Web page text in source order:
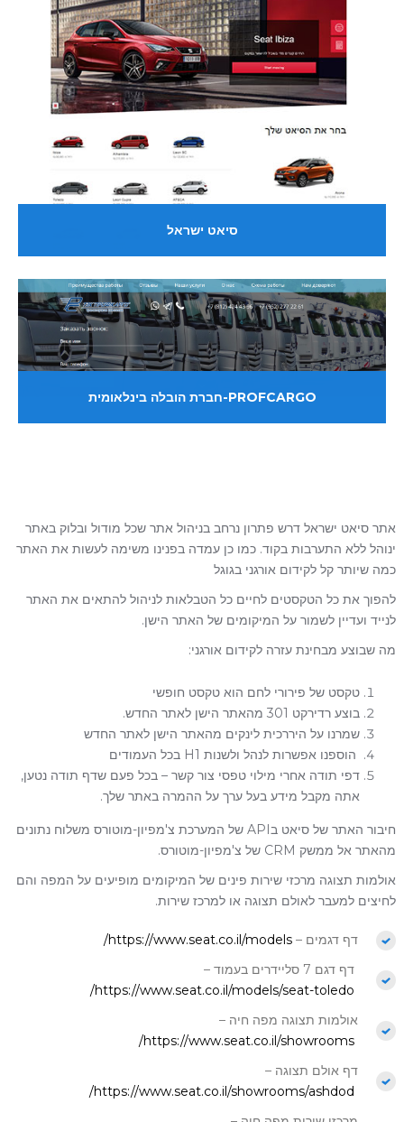
סיאט ישראל
PROFCARGO-חברת הובלה בינלאומית
אתר סיאט ישראל דרש פתרון נרחב בניהול אתר שכל מודול ובלוק באתר
ינוהל ללא התערבות בקוד. כמו כן עמדה בפנינו משימה לעשות את האתר
כמה שיותר קל לקידום אורגני בגוגל
להפוך את כל הטקסטים לחיים כל הטבלאות לניהול להתאים את האתר
לנייד ועדיין לשמור על המיקומים של האתר הישן.
מה שבוצע מבחינת עזרה לקידום אורגני:
טקסט של פירורי לחם הוא טקסט חופשי
בוצע רדירקט 301 מהאתר הישן לאתר החדש.
שמרנו על היררכית לינקים מהאתר הישן לאתר החדש
הוספנו אפשרות לנהל ולשנות H1 בכל העמודים
דפי תודה אחרי מילוי טפסי צור קשר – בכל פעם שדף תודה נטען,
אתה מקבל מידע בעל ערך על ההמרה באתר שלך.
חיבור האתר של סיאט בAPI של המערכת צ'מפיון-מוטורס משלוח נתונים
מהאתר אל ממשק CRM של צ'מפיון-מוטורס.
אולמות תצוגה מרכזי שירות פינים של המיקומים מופיעים על המפה והם
לחיצים למעבר לאולם תצוגה או למרכז שירות.
דף דגמים – https://www.seat.co.il/models/
דף דגם 7 סליידרים בעמוד –
https://www.seat.co.il/models/seat-toledo/
אולמות תצוגה מפה חיה –
https://www.seat.co.il/showrooms/
דף אולם תצוגה –
https://www.seat.co.il/showrooms/ashdod/